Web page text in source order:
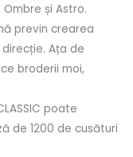
și Astro.
previn crearea
Ața de
broderii moi,
poate
de 1200 de cusături